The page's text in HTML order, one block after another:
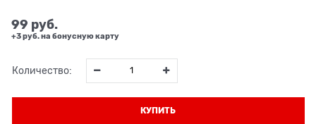
99 руб.
+3 руб. на бонусную карту
Количество:
КУПИТЬ